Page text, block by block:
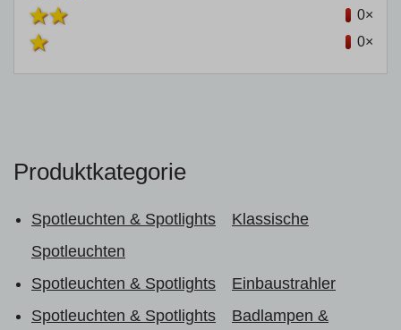
0×
0×
Produktkategorie
Spotleuchten & Spotlights
Klassische
Spotleuchten
Spotleuchten & Spotlights
Einbaustrahler
Spotleuchten & Spotlights
Badlampen &